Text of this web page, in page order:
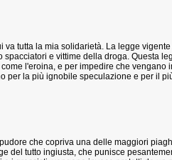
tutta la mia solidarietà. La legge
e vittime della droga. Questa
l'eroina, e per impedire che vengano
per la più ignobile speculazione e per il
che copriva una delle maggiori
del tutto ingiusta, che punisce